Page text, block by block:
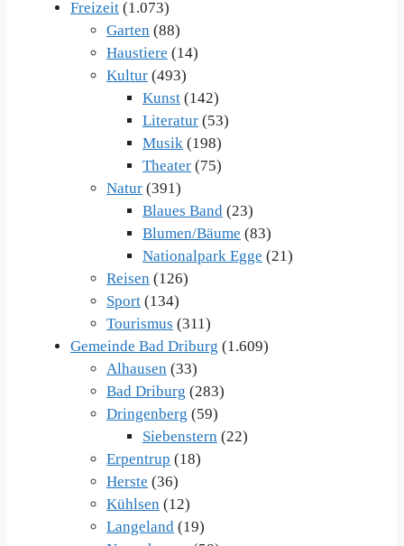
Freizeit (1.073)
Garten (88)
Haustiere (14)
Kultur (493)
Kunst (142)
Literatur (53)
Musik (198)
Theater (75)
Natur (391)
Blaues Band (23)
Blumen/Bäume (83)
Nationalpark Egge (21)
Reisen (126)
Sport (134)
Tourismus (311)
Gemeinde Bad Driburg (1.609)
Alhausen (33)
Bad Driburg (283)
Dringenberg (59)
Siebenstern (22)
Erpentrup (18)
Herste (36)
Kühlsen (12)
Langeland (19)